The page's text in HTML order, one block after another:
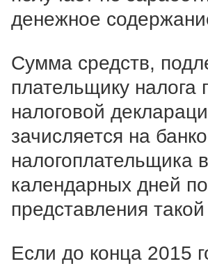
денежное
Сумма средств,
плательщику налога
налоговой
зачисляется на
налогоплательщика
календарных дней
представления
Если до конца 2015